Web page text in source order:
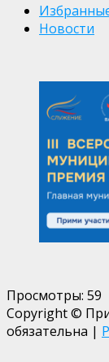
Новости
Просмотры: 59
Copyright ©
обязательна |